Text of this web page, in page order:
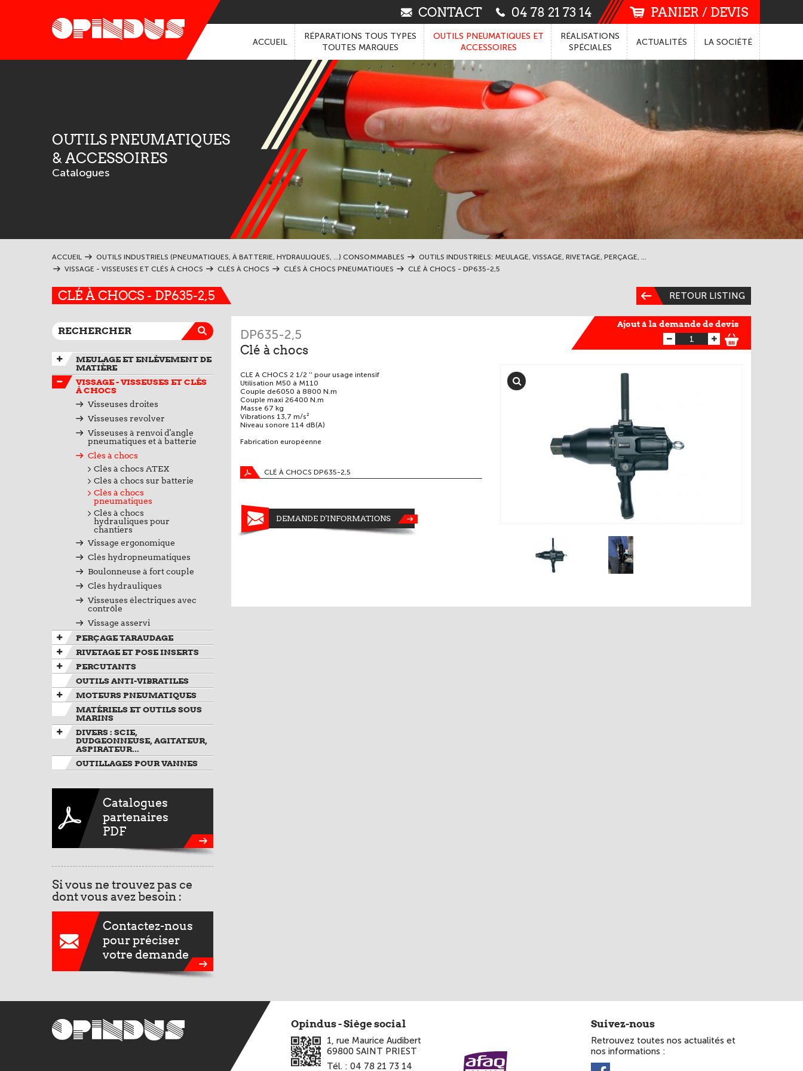
CONTACT 04 78 21 73 14 PANIER / DEVIS
ACCUEIL
RÉPARATIONS TOUS TYPES
TOUTES MARQUES
OUTILS PNEUMATIQUES ET
ACCESSOIRES
RÉALISATIONS
SPÉCIALES
ACTUALITÉS LA SOCIÉTÉ
OUTILS PNEUMATIQUES
& ACCESSOIRES
Catalogues
ACCUEIL OUTILS INDUSTRIELS (PNEUMATIQUES, À BATTERIE, HYDRAULIQUES, ...) CONSOMMABLES
OUTILS INDUSTRIELS: MEULAGE, VISSAGE, RIVETAGE, PERÇAGE, ...
VISSAGE - VISSEUSES ET CLÉS À CHOCS
CLÉS À CHOCS CLÉS À CHOCS PNEUMATIQUES CLÉ À CHOCS - DP635-2,5
CLÉ À CHOCS - DP635-2,5 RETOUR LISTING
MEULAGE ET ENLÈVEMENT DE
MATIÈRE
VISSAGE - VISSEUSES ET CLÉS
À CHOCS
Visseuses droites
Visseuses revolver
Visseuses à renvoi d'angle
pneumatiques et à batterie
Clés à chocs
Clés à chocs ATEX
Clés à chocs sur batterie
Clés à chocs
pneumatiques
Clés à chocs
hydrauliques pour
chantiers
Vissage ergonomique
Clés hydropneumatiques
Boulonneuse à fort couple
Clés hydrauliques
Visseuses électriques avec
contrôle
Vissage asservi
PERÇAGE TARAUDAGE
RIVETAGE ET POSE INSERTS
PERCUTANTS
OUTILS ANTI-VIBRATILES
MOTEURS PNEUMATIQUES
MATÉRIELS ET OUTILS SOUS
MARINS
DIVERS : SCIE,
DUDGEONNEUSE, AGITATEUR,
ASPIRATEUR...
OUTILLAGES POUR VANNES
Catalogues
partenaires
PDF
Si vous ne trouvez pas ce
dont vous avez besoin :
Contactez-nous
pour préciser
votre demande
DP635-2,5
Clé à chocs
Ajout à la demande de devis
CLE A CHOCS 2 1/2 '' pour usage intensif
Utilisation M50 à M110
Couple de6050 à 8800 N.m
Couple maxi 26400 N.m
Masse 67 kg
Vibrations 13,7 m/s²
Niveau sonore 114 dB(A)
Fabrication européenne
CLÉ À CHOCS DP635-2,5
DEMANDE D'INFORMATIONS
Opindus - Siège social
1, rue Maurice Audibert
69800 SAINT PRIEST
Tél. : 04 78 21 73 14
Suivez-nous
Retrouvez toutes nos actualités et
nos informations :